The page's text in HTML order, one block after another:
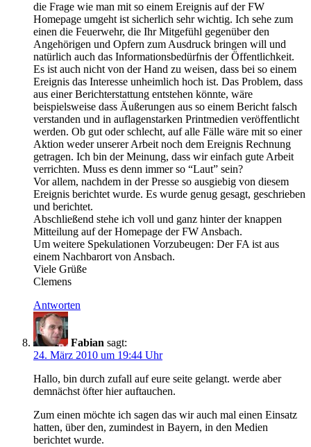
die Frage wie man mit so einem Ereignis auf der FW
Homepage umgeht ist sicherlich sehr wichtig. Ich sehe zum
einen die Feuerwehr, die Ihr Mitgefühl gegenüber den
Angehörigen und Opfern zum Ausdruck bringen will und
natürlich auch das Informationsbedürfnis der Öffentlichkeit.
Es ist auch nicht von der Hand zu weisen, dass bei so einem
Ereignis das Interesse unheimlich hoch ist. Das Problem, dass
aus einer Berichterstattung entstehen könnte, wäre
beispielsweise dass Äußerungen aus so einem Bericht falsch
verstanden und in auflagenstarken Printmedien veröffentlicht
werden. Ob gut oder schlecht, auf alle Fälle wäre mit so einer
Aktion weder unserer Arbeit noch dem Ereignis Rechnung
getragen. Ich bin der Meinung, dass wir einfach gute Arbeit
verrichten. Muss es denn immer so “Laut” sein?
Vor allem, nachdem in der Presse so ausgiebig von diesem
Ereignis berichtet wurde. Es wurde genug gesagt, geschrieben
und berichtet.
Abschließend stehe ich voll und ganz hinter der knappen
Mitteilung auf der Homepage der FW Ansbach.
Um weitere Spekulationen Vorzubeugen: Der FA ist aus
einem Nachbarort von Ansbach.
Viele Grüße
Clemens
Antworten
Fabian sagt:
24. März 2010 um 19:44 Uhr
Hallo, bin durch zufall auf eure seite gelangt. werde aber
demnächst öfter hier auftauchen.
Zum einen möchte ich sagen das wir auch mal einen Einsatz
hatten, über den, zumindest in Bayern, in den Medien
berichtet wurde.